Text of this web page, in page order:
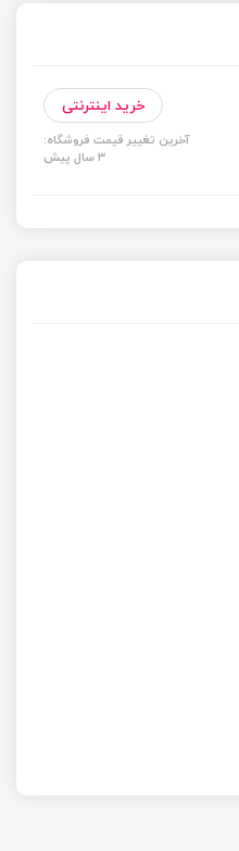
خرید اینترنتی
آخرین تغییر قیمت فروشگاه:
3 سال پیش